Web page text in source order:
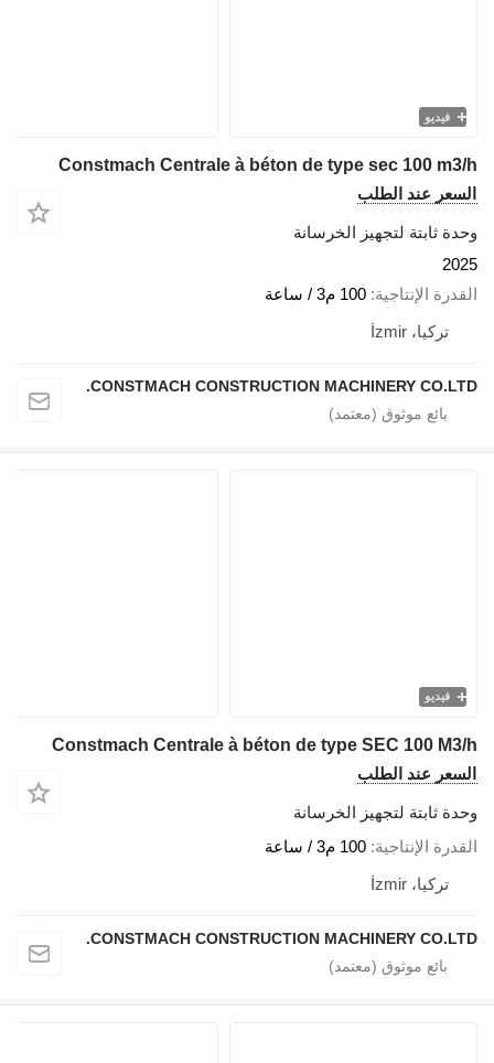
فيديو
Constmach Centrale à béton de type sec 100 m3/h
السعر عند الطلب
وحدة ثابتة لتجهيز الخرسانة
2025
القدرة الإنتاجية 100 م3 / ساعة
تركيا، İzmir
CONSTMACH CONSTRUCTION MACHINERY CO.LTD.
فيديو
Constmach Centrale à béton de type SEC 100 M3/h
السعر عند الطلب
وحدة ثابتة لتجهيز الخرسانة
القدرة الإنتاجية 100 م3 / ساعة
تركيا، İzmir
CONSTMACH CONSTRUCTION MACHINERY CO.LTD.